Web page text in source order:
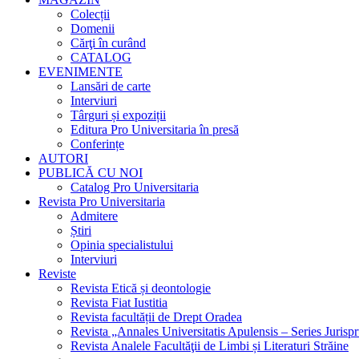
Colecții
Domenii
Cărţi în curând
CATALOG
EVENIMENTE
Lansări de carte
Interviuri
Târguri și expoziții
Editura Pro Universitaria în presă
Conferințe
AUTORI
PUBLICĂ CU NOI
Catalog Pro Universitaria
Revista Pro Universitaria
Admitere
Știri
Opinia specialistului
Interviuri
Reviste
Revista Etică și deontologie
Revista Fiat Iustitia
Revista facultății de Drept Oradea
Revista „Annales Universitatis Apulensis – Series
Revista Analele Facultăţii de Limbi și Literaturi Străine